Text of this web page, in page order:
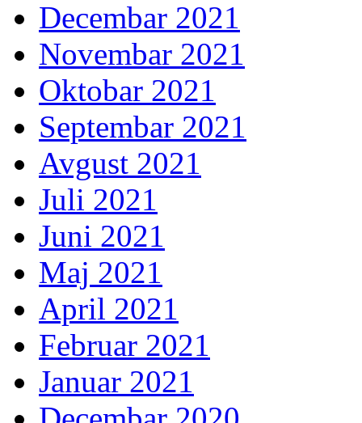
Decembar 2021
Novembar 2021
Oktobar 2021
Septembar 2021
Avgust 2021
Juli 2021
Juni 2021
Maj 2021
April 2021
Februar 2021
Januar 2021